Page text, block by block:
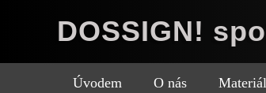
DOSSIGN!
Úvodem O nás